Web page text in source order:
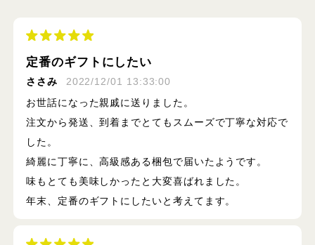
定番のギフトにしたい
ささみ
2022/12/01 13:33:00
お世話になった親戚に送りました。
注文から発送、到着までとてもスムーズで丁寧な対応で
した。
綺麗に丁寧に、高級感ある梱包で届いたようです。
味もとても美味しかったと大変喜ばれました。
年末、定番のギフトにしたいと考えてます。